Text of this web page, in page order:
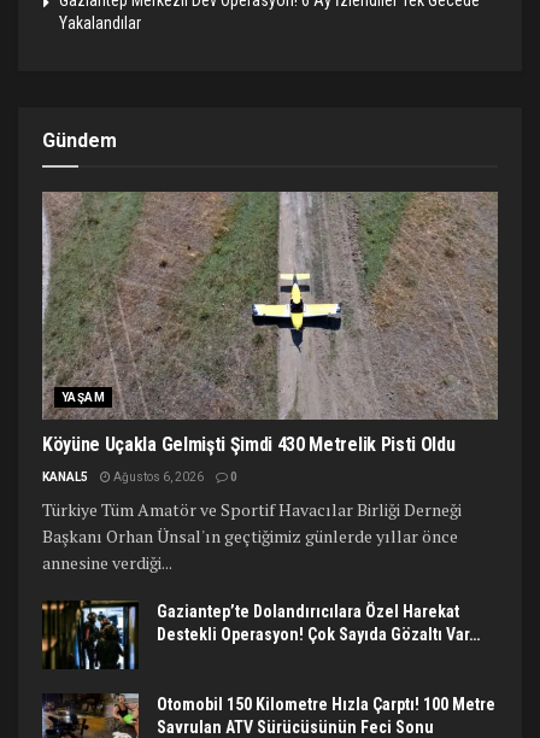
Yakalandılar
Gündem
YAŞAM
Köyüne Uçakla Gelmişti Şimdi 430 Metrelik Pisti Oldu
KANAL5 Ağustos 6, 2026 0
Türkiye Tüm Amatör ve Sportif Havacılar Birliği Derneği
Başkanı Orhan Ünsal'ın geçtiğimiz günlerde yıllar önce
annesine verdiği...
Gaziantep’te Dolandırıcılara Özel Harekat
Destekli Operasyon! Çok Sayıda Gözaltı Var…
Otomobil 150 Kilometre Hızla Çarptı! 100 Metre
Savrulan ATV Sürücüsünün Feci Sonu